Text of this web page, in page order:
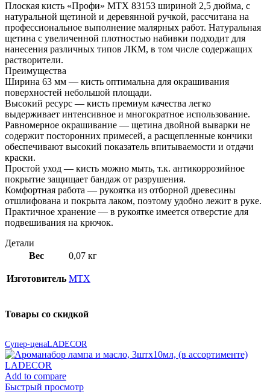
Плоская кисть «Профи» MTX 83153 шириной 2,5 дюйма, с
натуральной щетиной и деревянной ручкой, рассчитана на
профессиональное выполнение малярных работ. Натуральная
щетина с увеличенной плотностью набивки подходит для
нанесения различных типов ЛКМ, в том числе содержащих
растворители.
Преимущества
Ширина 63 мм — кисть оптимальна для окрашивания
поверхностей небольшой площади.
Высокий ресурс — кисть премиум качества легко
выдерживает интенсивное и многократное использование.
Равномерное окрашивание — щетина двойной выварки не
содержит посторонних примесей, а расщепленные кончики
обеспечивают высокий показатель впитываемости и отдачи
краски.
Простой уход — кисть можно мыть, т.к. антикоррозийное
покрытие защищает бандаж от разрушения.
Комфортная работа — рукоятка из отборной древесины
отшлифована и покрыта лаком, поэтому удобно лежит в руке.
Практичное хранение — в рукоятке имеется отверстие для
подвешивания на крючок.
Детали
Вес
0,07 кг
Изготовитель MTX
Товары со скидкой
Супер-ценаLADECOR
Add to compare
Быстрый просмотр